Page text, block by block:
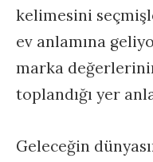
kelimesini
ev anlamına
marka
toplandığı yer
Geleceğin